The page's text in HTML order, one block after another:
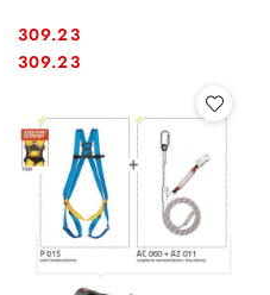
Cena:
309.23
Cena:
309.23